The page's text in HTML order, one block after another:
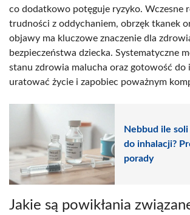
co dodatkowo potęguje ryzyko. Wczesne
trudności z oddychaniem, obrzęk tkanek
objawy ma kluczowe znaczenie dla
bezpieczeństwa dziecka. Systematyczne
stanu zdrowia malucha oraz gotowość do
uratować życie i zapobiec poważnym
Nebbud ile
do inhalacji?
porady
Jakie są powikłania